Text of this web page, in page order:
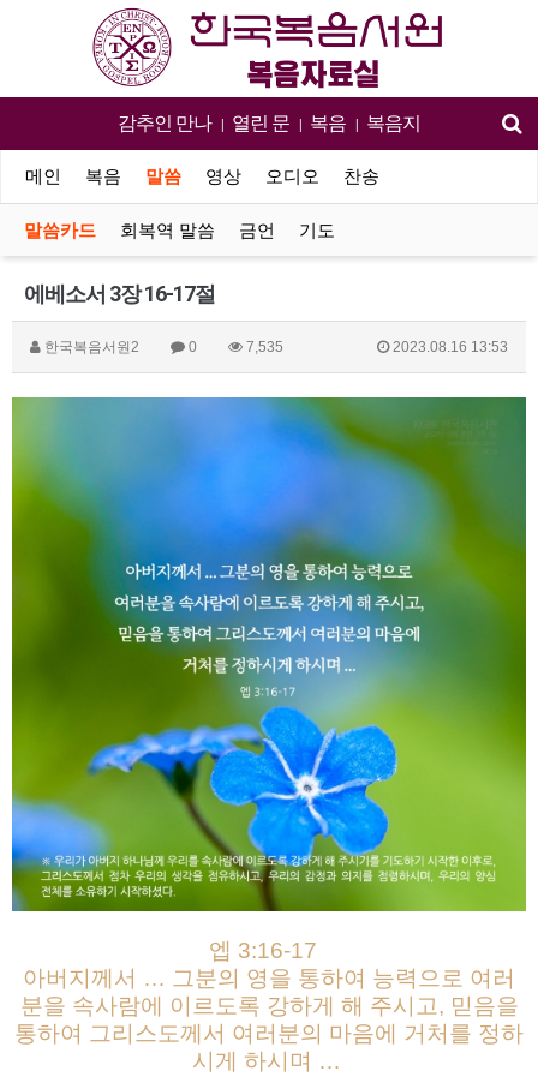
감추인 만나 | 열린 문 | 복음 | 복음지
메인 복음 말씀 영상 오디오 찬송
말씀카드 회복역 말씀 금언 기도
에베소서 3장 16-17절
한국복음서원2 0 7,535 2023.08.16 13:53
엡 3:16-17
아버지께서 … 그분의 영을 통하여 능력으로 여러
분을 속사람에 이르도록 강하게 해 주시고, 믿음을
통하여 그리스도께서 여러분의 마음에 거처를 정하
시게 하시며 …